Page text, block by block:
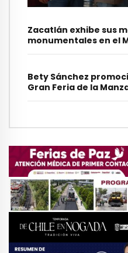
Zacatlán exhibe sus
monumentales en el
Revolución
Bety Sánchez
Gran Feria de la